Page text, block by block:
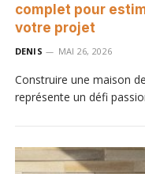
complet pour
votre projet
DENIS MAI 26, 2026
Construire une maison
représente un défi